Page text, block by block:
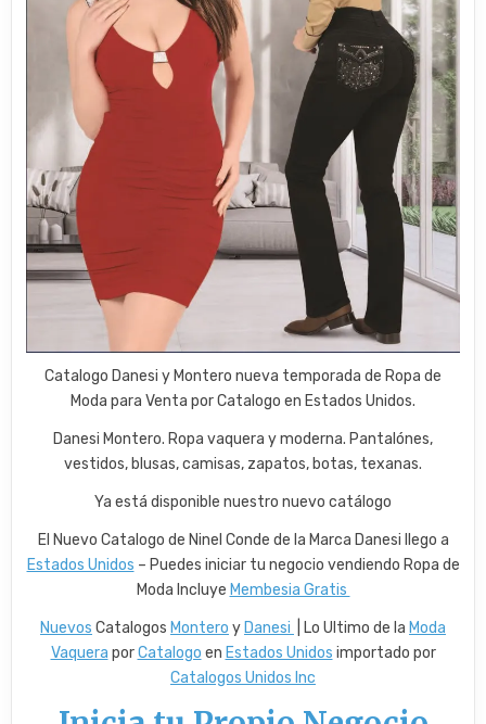
Catalogo Danesi y Montero nueva temporada de Ropa de
Moda para Venta por Catalogo en Estados Unidos.
Danesi Montero. Ropa vaquera y moderna. Pantalónes,
vestidos, blusas, camisas, zapatos, botas, texanas.
Ya está disponible nuestro nuevo catálogo
El Nuevo Catalogo de Ninel Conde de la Marca Danesi llego a
Estados Unidos – Puedes iniciar tu negocio vendiendo Ropa de
Moda Incluye Membesia Gratis
Nuevos Catalogos Montero y Danesi | Lo Ultimo de la Moda
Vaquera porCatalogo en Estados Unidos importado por
Catalogos Unidos Inc